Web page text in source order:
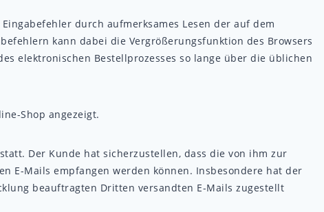
durch aufmerksames Lesen der auf dem
kann dabei die Vergrößerungsfunktion des Browsers
elektronischen Bestellprozesses so lange über die üblichen
Shop angezeigt.
Der Kunde hat sicherzustellen, dass die von ihm zur
E-Mails empfangen werden können. Insbesondere hat der
beauftragten Dritten versandten E-Mails zugestellt